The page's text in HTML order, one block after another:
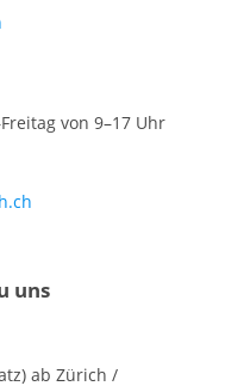
von 9–17 Uhr
uns
ab Zürich /